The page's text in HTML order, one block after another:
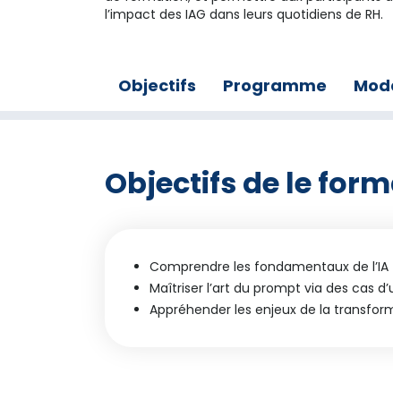
l’impact des IAG dans leurs quotidiens de RH.
Objectifs Programme
Objectifs de le
Comprendre les fondamentaux de l’IA
Maîtriser l’art du prompt via des cas
Appréhender les enjeux de la